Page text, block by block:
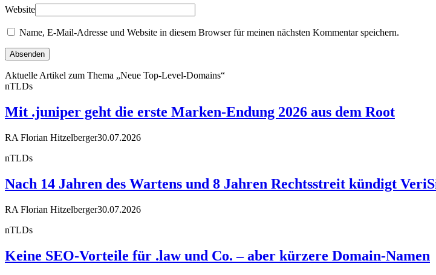
Website
Name, E-Mail-Adresse und Website in diesem Browser für meinen nächsten Kommentar speichern.
Aktuelle Artikel zum Thema „Neue Top-Level-Domains“
nTLDs
Mit .juniper geht die erste Marken-Endung 2026 aus dem Root
RA Florian Hitzelberger30.07.2026
nTLDs
Nach 14 Jahren des Wartens und 8 Jahren Rechtsstreit kündigt
RA Florian Hitzelberger30.07.2026
nTLDs
Keine SEO-Vorteile für .law und Co. – aber kürzere Domain-Namen